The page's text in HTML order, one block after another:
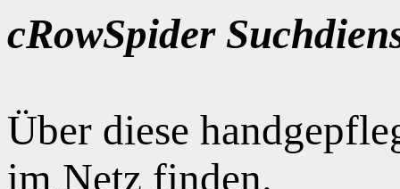
cRowSpider
Über diese
im Netz finden.